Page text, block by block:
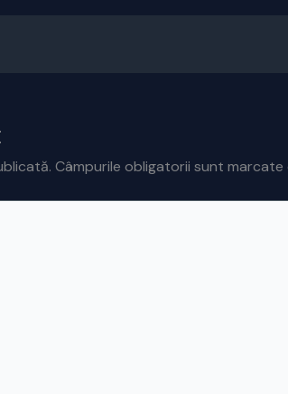
Câmpurile obligatorii sunt